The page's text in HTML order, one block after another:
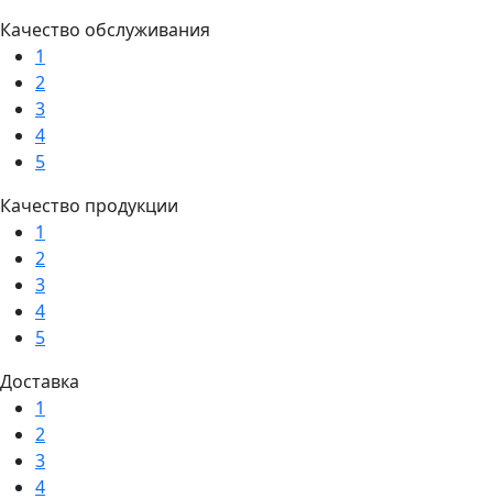
Качество обслуживания
1
2
3
4
5
Качество продукции
1
2
3
4
5
Доставка
1
2
3
4